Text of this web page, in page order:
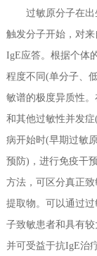
过敏原分子在出
触发分子开始，对
IgE应答。根据个体
程度不同(单分子、
敏谱的极度异质性
和其他过敏性并发
病开始时(早期过敏
预防)，进行免疫干
方法，可区分真正
提取物。可以通过
子致敏患者和具有
并可受益于抗IgE治